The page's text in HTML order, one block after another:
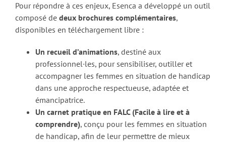
Pour répondre à ces enjeux, Esenca a développé un outil
composé de deux brochures complémentaires,
disponibles en téléchargement libre :
Un recueil d’animations, destiné aux
professionnel·les, pour sensibiliser, outiller et
accompagner les femmes en situation de handicap
dans une approche respectueuse, adaptée et
émancipatrice.
Un carnet pratique en FALC (Facile à lire et à
comprendre), conçu pour les femmes en situation
de handicap, afin de leur permettre de mieux